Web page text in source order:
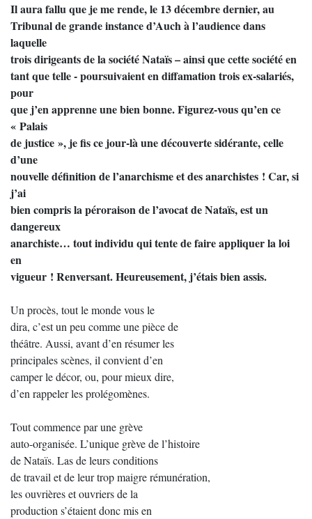
Il aura fallu que je me rende, le 13 décembre dernier, au
Tribunal de grande instance d’Auch à l’audience dans
laquelle
trois dirigeants de la société Nataïs – ainsi que cette société en
tant que telle - poursuivaient en diffamation trois ex-salariés,
pour
que j’en apprenne une bien bonne. Figurez-vous qu’en ce
« Palais
de justice », je fis ce jour-là une découverte sidérante, celle
d’une
nouvelle définition de l’anarchisme et des anarchistes ! Car, si
j’ai
bien compris la péroraison de l’avocat de Nataïs, est un
dangereux
anarchiste… tout individu qui tente de faire appliquer la loi
en
vigueur ! Renversant. Heureusement, j’étais bien assis.
Un procès, tout le monde vous le
dira, c’est un peu comme une pièce de
théâtre. Aussi, avant d’en résumer les
principales scènes, il convient d’en
camper le décor, ou, pour mieux dire,
d’en rappeler les prolégomènes.
Tout commence par une grève
auto-organisée. L’unique grève de l’histoire
de Nataïs. Las de leurs conditions
de travail et de leur trop maigre rémunération,
les ouvrières et ouvriers de la
production s’étaient donc mis en